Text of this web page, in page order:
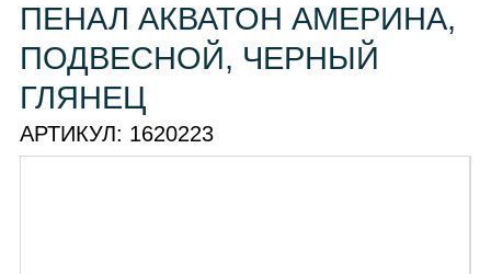
ПЕНАЛ АКВАТОН АМЕРИНА,
ПОДВЕСНОЙ, ЧЕРНЫЙ
ГЛЯНЕЦ
АРТИКУЛ: 1620223